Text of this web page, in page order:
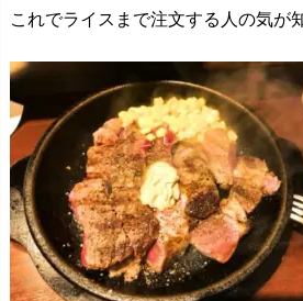
これでライスまで注文する人の気が